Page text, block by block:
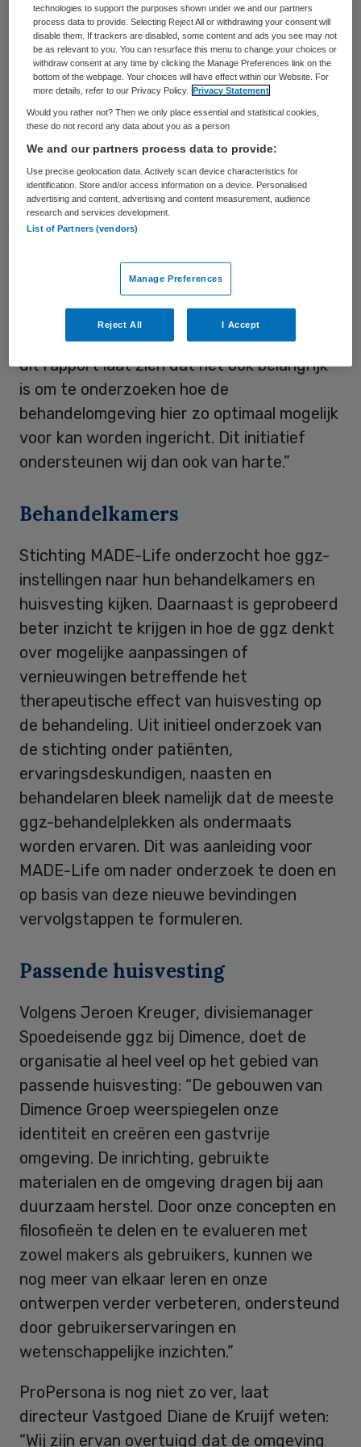
partijen heeft positief gereageerd op een
voorpublicatie van dit onderzoek, zo laat de
MADE-Life Stichting weten die het
onderzoek heeft uitgevoerd.
Patiënten
Directeur Dienke Bos van
patiëntenvereniging MIND: “Het is mooi dat
MADE-life in dit rapport de therapeutische
Het is opvallend dat sommige van de
instellingen hun eigen fysieke omgeving als
ondermaats beoordelen. We hebben het veel
over hoe goede zorg eruit moet zien, maar
dit rapport laat zien dat het ook belangrijk
is om te onderzoeken hoe de
behandelomgeving hier zo optimaal mogelijk
voor kan worden ingericht. Dit initiatief
ondersteunen wij dan ook van harte.”
Behandelkamers
Stichting MADE-Life onderzocht hoe ggz-
instellingen naar hun behandelkamers en
huisvesting kijken. Daarnaast is geprobeerd
beter inzicht te krijgen in hoe de ggz denkt
over mogelijke aanpassingen of
vernieuwingen betreffende het
therapeutische effect van huisvesting op
de behandeling. Uit initieel onderzoek van
de stichting onder patiënten,
ervaringsdeskundigen, naasten en
behandelaren bleek namelijk dat de meeste
ggz-behandelplekken als ondermaats
worden ervaren. Dit was aanleiding voor
MADE-Life om nader onderzoek te doen en
op basis van deze nieuwe bevindingen
vervolgstappen te formuleren.
Passende huisvesting
Volgens Jeroen Kreuger, divisiemanager
Spoedeisende ggz bij Dimence, doet de
organisatie al heel veel op het gebied van
passende huisvesting: “De gebouwen van
Dimence Groep weerspiegelen onze
identiteit en creëren een gastvrije
omgeving. De inrichting, gebruikte
materialen en de omgeving dragen bij aan
duurzaam herstel. Door onze concepten en
filosofieën te delen en te evalueren met
zowel makers als gebruikers, kunnen we
nog meer van elkaar leren en onze
ontwerpen verder verbeteren, ondersteund
door gebruikerservaringen en
wetenschappelijke inzichten.”
ProPersona is nog niet zo ver, laat
directeur Vastgoed Diane de Kruijf weten:
“Wij zijn ervan overtuigd dat de omgeving
technologies to support the purposes shown under we and our partners
process data to provide. Selecting Reject All or withdrawing your consent will
disable them. If trackers are disabled, some content and ads you see may not
be as relevant to you. You can resurface this menu to change your choices or
withdraw consent at any time by clicking the Manage Preferences link on the
bottom of the webpage. Your choices will have effect within our Website. For
more details, refer to our Privacy Policy.
Privacy Statement
Would you rather not? Then we only place essential and statistical cookies,
these do not record any data about you as a person
We and our partners process data to provide:
Use precise geolocation data. Actively scan device characteristics for
identification. Store and/or access information on a device. Personalised
advertising and content, advertising and content measurement, audience
research and services development.
List of Partners (vendors)
Manage Preferences
Reject All I Accept